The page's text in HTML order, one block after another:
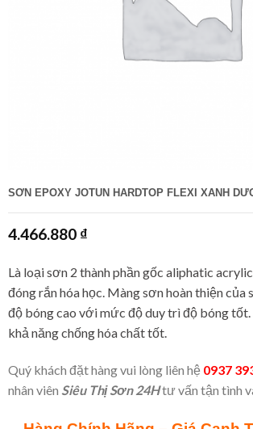
SƠN EPOXY JOTUN HARDTOP FLEXI XANH
4.466.880 ₫
Là loại sơn 2 thành phần gốc aliphatic
đóng rắn hóa học. Màng sơn hoàn thiện của
độ bóng cao với mức độ duy trì độ bóng tốt.
khả năng chống hóa chất tốt.
Quý khách đặt hàng vui lòng liên hệ 0937
nhân viên Siêu Thị Sơn 24Htư vấn tận tình